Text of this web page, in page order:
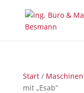
Start/
mit „Esab“